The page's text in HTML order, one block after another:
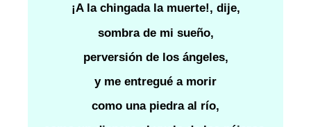
¡A la chingada la muerte!, dije,
sombra de mi sueño,
perversión de los ángeles,
y me entregué a morir
como una piedra al río,